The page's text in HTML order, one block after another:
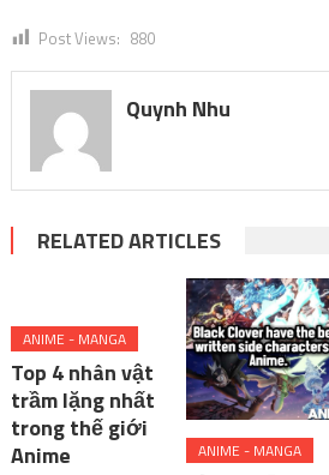
Post Views: 880
Quynh Nhu
RELATED ARTICLES
ANIME - MANGA
Top 4 nhân vật
trầm lặng nhất
trong thế giới
Anime
ANIME - MANGA